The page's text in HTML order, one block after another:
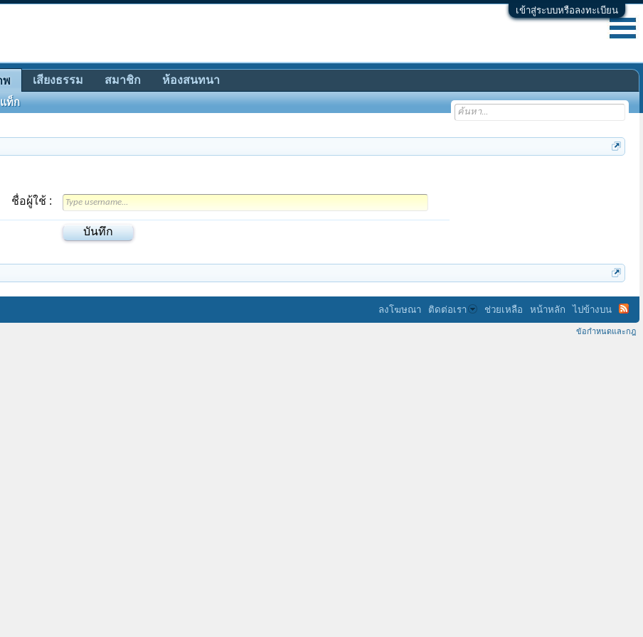
เข้าสู่ระบบหรือลงทะเบียน
ชื่อผู้ใช้ :
พ
แท็ก
เสียงธรรม สมาชิก ห้องสนทนา
ลงโฆษณา ติดต่อเรา ช่วยเหลือ หน้าหลัก ไปข้างบน
ข้อกำหนดและกฎ